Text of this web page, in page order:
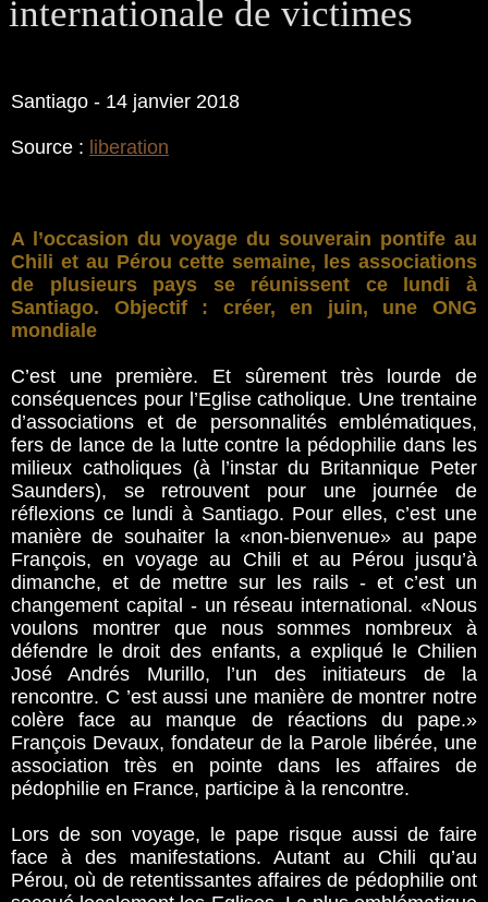
internationale de victimes
Santiago - 14 janvier 2018
Source : liberation
A l’occasion du voyage du souverain pontife au
Chili et au Pérou cette semaine, les associations
de plusieurs pays se réunissent ce lundi à
Santiago. Objectif : créer, en juin, une ONG
mondiale
C’est une première. Et sûrement très lourde de
conséquences pour l’Eglise catholique. Une trentaine
d’associations et de personnalités emblématiques,
fers de lance de la lutte contre la pédophilie dans les
milieux catholiques (à l’instar du Britannique Peter
Saunders), se retrouvent pour une journée de
réflexions ce lundi à Santiago. Pour elles, c’est une
manière de souhaiter la «non-bienvenue» au pape
François, en voyage au Chili et au Pérou jusqu’à
dimanche, et de mettre sur les rails - et c’est un
changement capital - un réseau international. «Nous
voulons montrer que nous sommes nombreux à
défendre le droit des enfants, a expliqué le Chilien
José Andrés Murillo, l’un des initiateurs de la
rencontre. C ’est aussi une manière de montrer notre
colère face au manque de réactions du pape.»
François Devaux, fondateur de la Parole libérée, une
association très en pointe dans les affaires de
pédophilie en France, participe à la rencontre.
Lors de son voyage, le pape risque aussi de faire
face à des manifestations. Autant au Chili qu’au
Pérou, où de retentissantes affaires de pédophilie ont